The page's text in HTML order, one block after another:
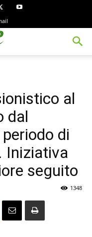
al
dal
di
Iniziativa
seguito
1348